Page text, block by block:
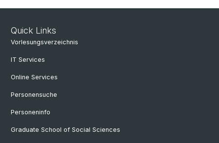
Quick Links
Vorlesungsverzeichnis
IT Services
Online Services
Personensuche
Personeninfo
Graduate School of Social Sciences